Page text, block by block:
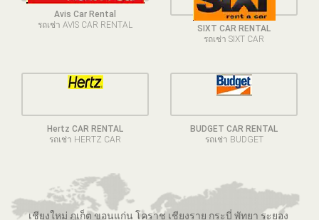
Avis Car Rental
รถเช่า AVIS CAR RENTAL
SIXT CAR RENTAL
รถเช่า SIXT CAR
Hertz CAR RENTAL
รถเช่า HERTZ CAR
BUDGET CAR RENTAL
รถเช่า BUDGET
เชียงใหม่ ภูเก็ต ขอนแก่น โคราช เชียงราย กระบี่ พัทยา ระยอง